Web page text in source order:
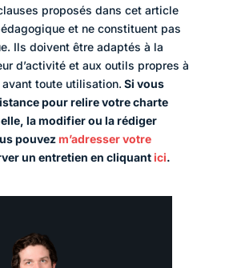
proposés dans cet article
et ne constituent pas
Ils doivent être adaptés à la
d’activité et aux outils propres à
toute utilisation. Si vous
pour relire votre charte
la modifier ou la rédiger
pouvezm’adresser votre
un entretien en cliquantici.